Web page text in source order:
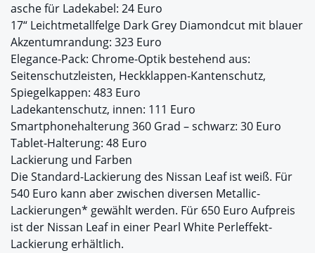
asche für Ladekabel: 24 Euro
17“ Leichtmetallfelge Dark Grey Diamondcut mit blauer
Akzentumrandung: 323 Euro
Elegance-Pack: Chrome-Optik bestehend aus:
Seitenschutzleisten, Heckklappen-Kantenschutz,
Spiegelkappen: 483 Euro
Ladekantenschutz, innen: 111 Euro
Smartphonehalterung 360 Grad – schwarz: 30 Euro
Tablet-Halterung: 48 Euro
Lackierung und Farben
Die Standard-Lackierung des Nissan Leaf ist weiß. Für
540 Euro kann aber zwischen diversen Metallic-
Lackierungen* gewählt werden. Für 650 Euro Aufpreis
ist der Nissan Leaf in einer Pearl White Perleffekt-
Lackierung erhältlich.